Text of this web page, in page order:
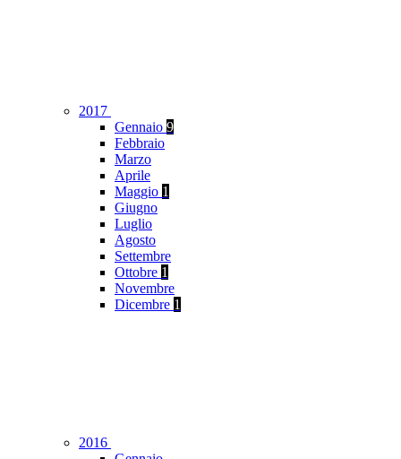
2017
Gennaio 9
Febbraio
Marzo
Aprile
Maggio 1
Giugno
Luglio
Agosto
Settembre
Ottobre 1
Novembre
Dicembre 1
2016